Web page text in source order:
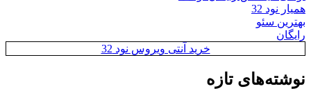
همیار نود 32
بهترین سئو
رایگان
خرید آنتی ویروس نود 32
نوشته‌های تازه